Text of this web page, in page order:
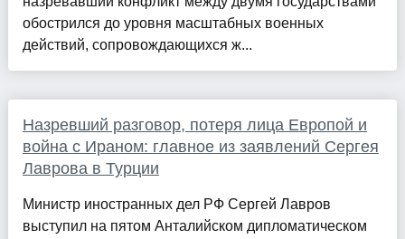
обострился до уровня масштабных военных
действий, сопровождающихся ж...
Назревший разговор, потеря лица Европой и
война с Ираном: главное из заявлений Сергея
Лаврова в Турции
Министр иностранных дел РФ Сергей Лавров
выступил на пятом Анталийском дипломатическом